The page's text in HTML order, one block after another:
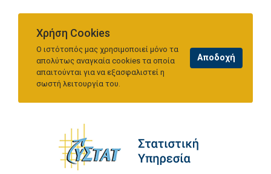
Χρήση Cookies
Ο ιστότοπός μας χρησιμοποιεί μόνο τα
απολύτως αναγκαία cookies τα οποία
απαιτούνται για να εξασφαλιστεί η
σωστή λειτουργία του.